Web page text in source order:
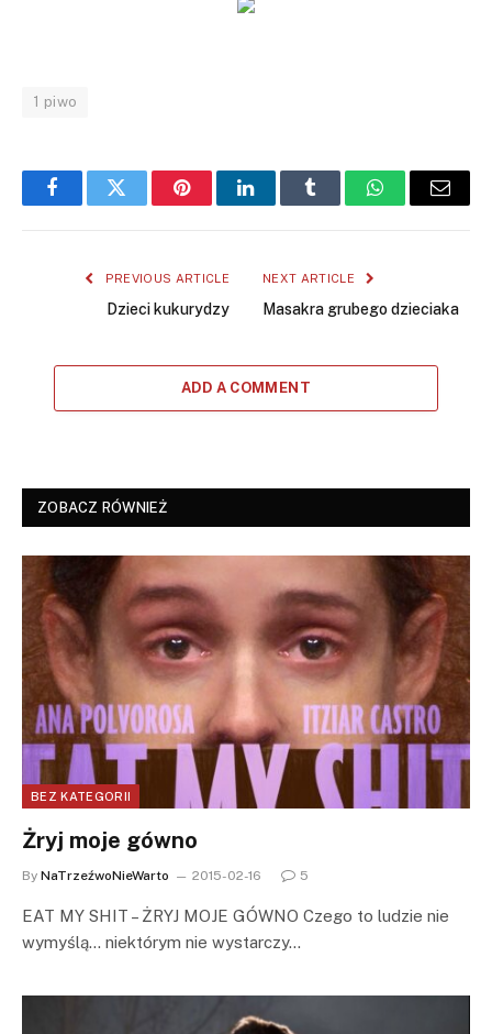
1 piwo
FacebookTwitter PinterestLinkedInTumblr WhatsAppEmail
PREVIOUS ARTICLE
Dzieci kukurydzy
NEXT ARTICLE
Masakra grubego dzieciaka
ADD A COMMENT
ZOBACZ RÓWNIEŻ
BEZ KATEGORII
Żryj moje gówno
By NaTrzeźwoNieWarto 2015-02-16 5
EAT MY SHIT – ŻRYJ MOJE GÓWNO Czego to ludzie nie
wymyślą… niektórym nie wystarczy…